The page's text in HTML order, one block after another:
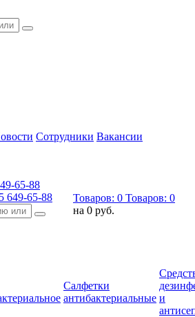
Сотрудники Вакансии
65-88
649-65-88 Товаров: 0 Товаров: 0
на 0 руб.
Салфетки
антибактериальные и